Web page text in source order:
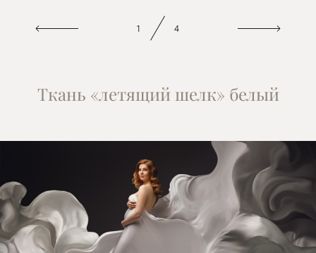
1 4
Ткань «летящий шелк» белый